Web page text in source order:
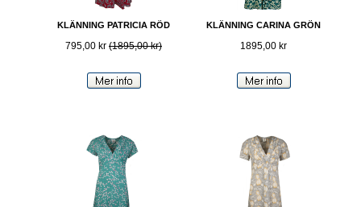
KLÄNNING PATRICIA RÖD
795,00 kr (1895,00 kr)
KLÄNNING CARINA GRÖN
1895,00 kr